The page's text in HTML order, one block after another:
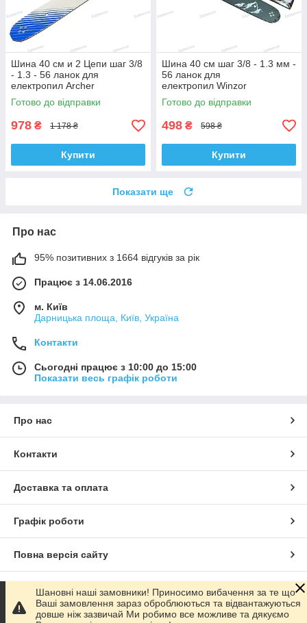
Шина 40 см и 2 Цепи шаг 3/8
- 1.3 - 56 ланок для
електропил Archer
Готово до відправки
978 ₴ 1 178 ₴
Купити
Шина 40 см шаг 3/8 - 1.3 мм -
56 ланок для
електропил Winzor
Professional
Готово до відправки
498 ₴ 598 ₴
Купити
Показати ще
Про нас
95% позитивних з 1664 відгуків за рік
Працює з 14.06.2016
м. Київ
Дарницька площа, Київ, Україна
Контакти
Сьогодні працює з 10:00 до 15:00
Показати весь графік роботи
Про нас
Контакти
Доставка та оплата
Графік роботи
Повна версія сайту
Сайт створено на маркетплейсіProm.ua
Шановні наші замовники! Приносимо вибачення за те що
Ваші замовлення зараз оброблюються та відвантажуються
довше ніж зазвичай Ми робимо все можливе та дякуємо